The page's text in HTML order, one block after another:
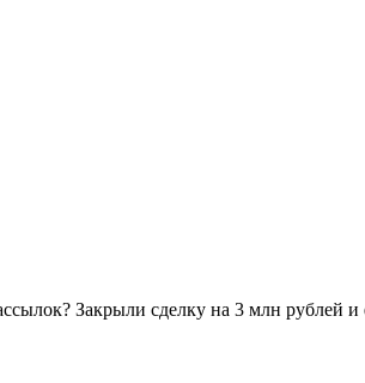
Закрыли сделку на 3 млн рублей и